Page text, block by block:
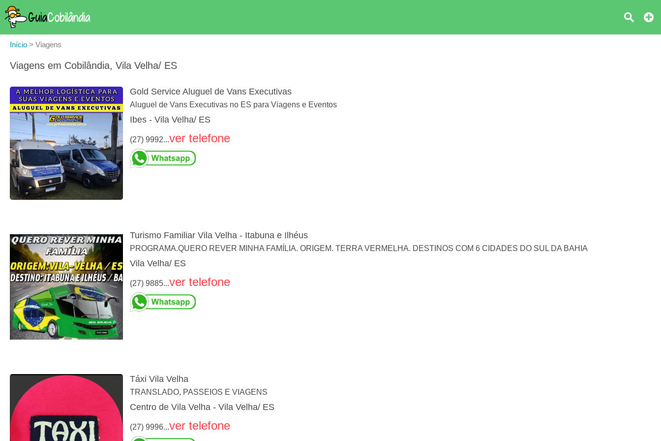
Início > Viagens
Viagens em Cobilândia, Vila Velha/ ES
Gold Service Aluguel de Vans Executivas
Aluguel de Vans Executivas no ES para Viagens e Eventos
Ibes - Vila Velha/ ES
(27) 9992...ver telefone
Turismo Familiar Vila Velha - Itabuna e Ilhéus
PROGRAMA.QUERO REVER MINHA FAMÍLIA. ORIGEM. TERRA VERMELHA. DESTINOS COM 6 CIDADES DO SUL DA BAHIA
Vila Velha/ ES
(27) 9885...ver telefone
Táxi Vila Velha
TRANSLADO, PASSEIOS E VIAGENS
Centro de Vila Velha - Vila Velha/ ES
(27) 9996...ver telefone